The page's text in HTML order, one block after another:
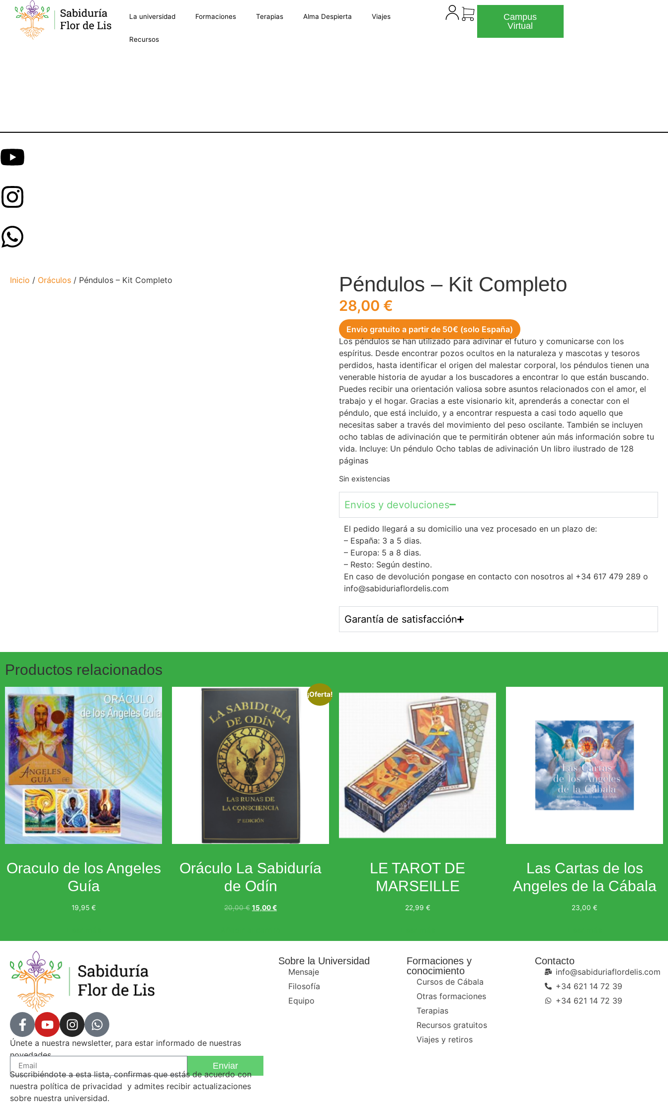
La universidad Formaciones Terapias Alma Despierta Viajes
Recursos
Campus
Virtual
Inicio / Oráculos / Péndulos – Kit Completo Péndulos – Kit Completo
28,00 €
Envio gratuito a partir de 50€ (solo España)
Los péndulos se han utilizado para adivinar el futuro y comunicarse con los
espíritus. Desde encontrar pozos ocultos en la naturaleza y mascotas y tesoros
perdidos, hasta identificar el origen del malestar corporal, los péndulos tienen una
venerable historia de ayudar a los buscadores a encontrar lo que están buscando.
Puedes recibir una orientación valiosa sobre asuntos relacionados con el amor, el
trabajo y el hogar. Gracias a este visionario kit, aprenderás a conectar con el
péndulo, que está incluido, y a encontrar respuesta a casi todo aquello que
necesitas saber a través del movimiento del peso oscilante. También se incluyen
ocho tablas de adivinación que te permitirán obtener aún más información sobre tu
vida. Incluye: Un péndulo Ocho tablas de adivinación Un libro ilustrado de 128
páginas
Sin existencias
Envios y devoluciones
El pedido llegará a su domicilio una vez procesado en un plazo de:
– España: 3 a 5 dias.
– Europa: 5 a 8 dias.
– Resto: Según destino.
En caso de devolución pongase en contacto con nosotros al +34 617 479 289 o
info@sabiduriaflordelis.com
Garantía de satisfacción
Productos relacionados
Oraculo de los Angeles
Guía
19,95 €
¡Oferta!
Oráculo La Sabiduría
de Odín
20,00€ 15,00€
LE TAROT DE
MARSEILLE
22,99 €
Las Cartas de los
Angeles de la Cábala
23,00 €
Únete a nuestra newsletter, para estar informado de nuestras
novedades.
Enviar
Suscribiéndote a esta lista, confirmas que estás de acuerdo con
nuestra política de privacidad y admites recibir actualizaciones
sobre nuestra universidad.
Sobre la Universidad
Mensaje
Filosofía
Equipo
Formaciones y
conocimiento
Cursos de Cábala
Otras formaciones
Terapias
Recursos gratuitos
Viajes y retiros
Contacto
info@sabiduriaflordelis.com
+34 621 14 72 39
+34 621 14 72 39